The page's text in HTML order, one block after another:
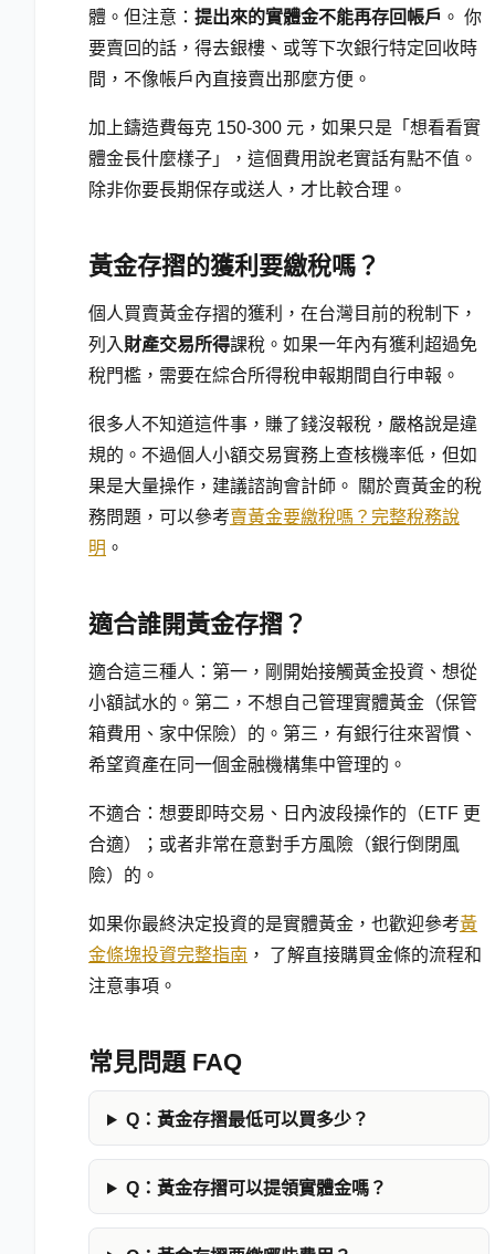
體。但注意： 提出來的實體金不能再存回帳戶 。 你
要賣回的話，得去銀樓、或等下次銀行特定回收時
間，不像帳戶內直接賣出那麼方便。
加上鑄造費每克 150-300 元，如果只是「想看看實
體金長什麼樣子」，這個費用說老實話有點不值。
除非你要長期保存或送人，才比較合理。
黃金存摺的獲利要繳稅嗎？
個人買賣黃金存摺的獲利，在台灣目前的稅制下，
列入 財產交易所得課稅。如果一年內有獲利超過免
稅門檻，需要在綜合所得稅申報期間自行申報。
很多人不知道這件事，賺了錢沒報稅，嚴格說是違
規的。不過個人小額交易實務上查核機率低，但如
果是大量操作，建議諮詢會計師。 關於賣黃金的稅
務問題，可以參考賣黃金要繳稅嗎？完整稅務說
明 。
適合誰開黃金存摺？
適合這三種人：第一，剛開始接觸黃金投資、想從
小額試水的。第二，不想自己管理實體黃金（保管
箱費用、家中保險）的。第三，有銀行往來習慣、
希望資產在同一個金融機構集中管理的。
不適合：想要即時交易、日內波段操作的（ETF 更
合適）；或者非常在意對手方風險（銀行倒閉風
險）的。
如果你最終決定投資的是實體黃金，也歡迎參考黃
金條塊投資完整指南 ， 了解直接購買金條的流程和
注意事項。
常見問題 FAQ
Q： 黃金存摺最低可以買多少？
Q： 黃金存摺可以提領實體金嗎？